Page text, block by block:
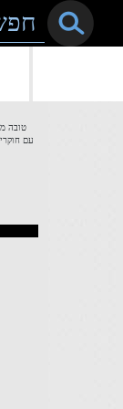
Skip to content
טובה